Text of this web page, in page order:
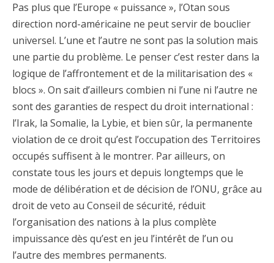
Pas plus que l’Europe « puissance », l’Otan sous
direction nord-américaine ne peut servir de bouclier
universel. L’une et l’autre ne sont pas la solution mais
une partie du problème. Le penser c’est rester dans la
logique de l’affrontement et de la militarisation des «
blocs ». On sait d’ailleurs combien ni l’une ni l’autre ne
sont des garanties de respect du droit international :
l’Irak, la Somalie, la Lybie, et bien sûr, la permanente
violation de ce droit qu’est l’occupation des Territoires
occupés suffisent à le montrer. Par ailleurs, on
constate tous les jours et depuis longtemps que le
mode de délibération et de décision de l’ONU, grâce au
droit de veto au Conseil de sécurité, réduit
l’organisation des nations à la plus complète
impuissance dès qu’est en jeu l’intérêt de l’un ou
l’autre des membres permanents.